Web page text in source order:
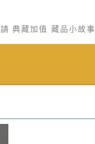
典藏加值 藏品小故事